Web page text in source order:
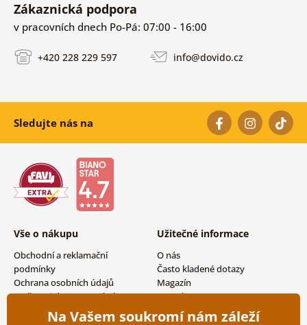
Zákaznická podpora
v pracovních dnech Po-Pá: 07:00 - 16:00
+420 228 229 597 info@dovido.cz
Sledujte nás na
Vše o nákupu
Obchodní a reklamační
podmínky
Ochrana osobních údajů
Možnosti dopravy a platby
Vrácení zboží
Užitečné informace
O nás
Často kladené dotazy
Magazín
Kontakty
Velkoobchodní spolupráce
Na Vašem soukromí nám záleží